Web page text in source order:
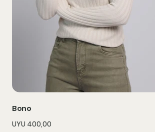
Bono
Precio
UYU 400,00